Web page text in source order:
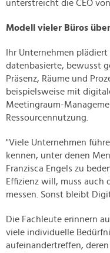
unterstreicht die CEO
Modell vieler Büros
Ihr Unternehmen
datenbasierte, bewusst
Präsenz, Räume und
beispielsweise mit
Meetingraum-
Ressourcennutzung.
"Viele Unternehmen
kennen, unter denen
Franzisca Engels zu
Effizienz will, muss auch
messen. Sonst bleibt
Die Fachleute erinnern
viele individuelle
aufeinandertreffen,